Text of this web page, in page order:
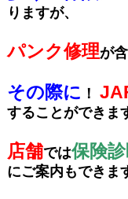
りますが、
パンク修理が
その際に ！
することができま
店舗では保険
にご案内もできま